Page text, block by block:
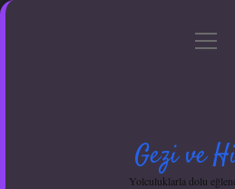
Gizlilik
Gezi ve
Yolculuklarla dolu